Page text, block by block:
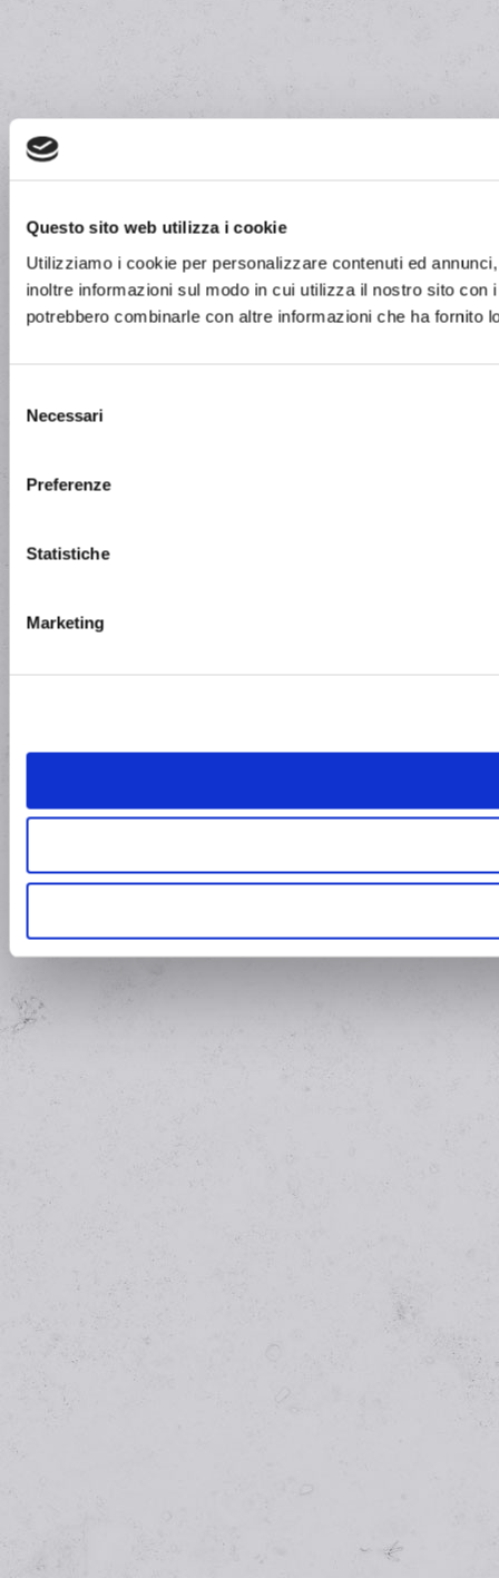
Questo sito web utilizza i cookie
Utilizziamo i cookie per personalizzare contenuti ed
inoltre informazioni sul modo in cui utilizza il nostro sito
potrebbero combinarle con altre informazioni che ha fornito
delNecessari
Preferenze
Statistiche
Marketing